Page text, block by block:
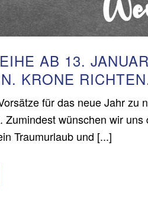
AB 13.
KRONE
für das neue Jahr zu
Zumindest wünschen wir
Traumurlaub und [...]